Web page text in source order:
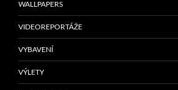
WALLPAPERS
VIDEOREPORTÁŽE
VYBAVENÍ
VÝLETY